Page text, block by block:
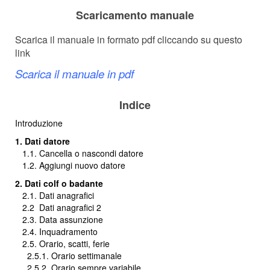
Scaricamento manuale
Scarica il manuale in formato pdf cliccando su questo
link
Scarica il manuale in pdf
Indice
Introduzione
1. Dati datore
1.1. Cancella o nascondi datore
1.2. Aggiungi nuovo datore
2. Dati colf o badante
2.1. Dati anagrafici
2.2 Dati anagrafici 2
2.3. Data assunzione
2.4. Inquadramento
2.5. Orario, scatti, ferie
2.5.1. Orario settimanale